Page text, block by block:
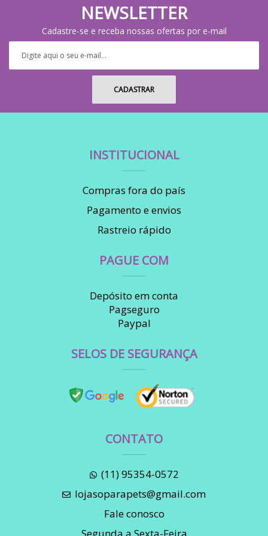
NEWSLETTER
Cadastre-se e receba nossas ofertas por e-mail
INSTITUCIONAL
Compras fora do país
Pagamento e envios
Rastreio rápido
PAGUE COM
Depósito em conta
Pagseguro
Paypal
SELOS DE SEGURANÇA
CONTATO
(11) 95354-0572
lojasoparapets@gmail.com
Fale conosco
Segunda a Sexta-Feira